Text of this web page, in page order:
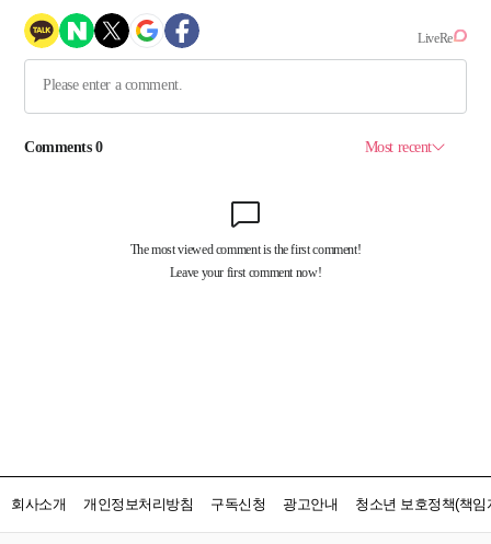
회사소개 개인정보처리방침 구독신청 광고안내 청소년 보호정책(책임